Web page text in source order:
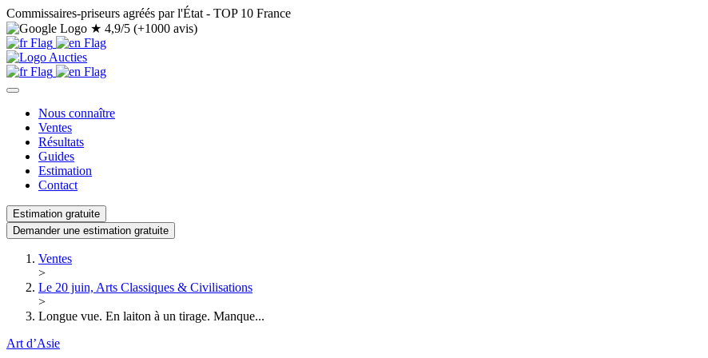
Commissaires-priseurs agréés par l'État - TOP 10 France
★ 4,9/5 (+1000 avis)
Nous connaître
Ventes
Résultats
Guides
Estimation
Contact
Estimation gratuite
Demander une estimation gratuite
Ventes
>
Le 20 juin, Arts Classiques & Civilisations
>
Longue vue. En laiton à un tirage. Manque...
Art d’Asie